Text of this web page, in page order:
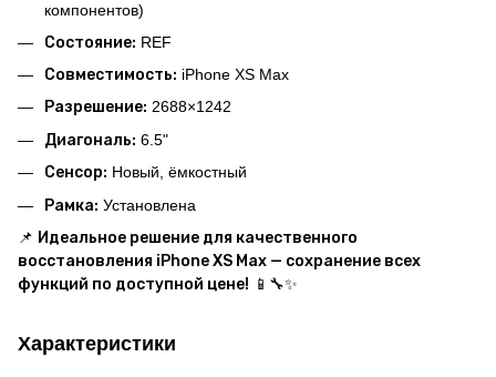
компонентов)
Состояние: REF
Совместимость: iPhone XS Max
Разрешение: 2688×1242
Диагональ: 6.5"
Сенсор: Новый, ёмкостный
Рамка: Установлена
📌 Идеальное решение для качественного
восстановления iPhone XS Max — сохранение всех
функций по доступной цене! 📱🔧✨
Характеристики